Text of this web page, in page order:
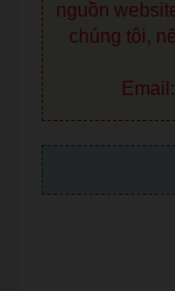
nguồn
chúng tôi,